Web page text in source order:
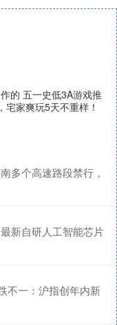
的 五一史低3A游戏推
宅家爽玩5天不重样！
多个高速路段禁行，
新自研人工智能芯片
不一：沪指创年内新